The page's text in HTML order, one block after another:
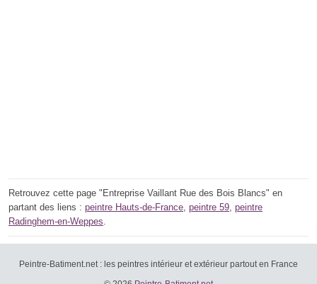
Retrouvez cette page "Entreprise Vaillant Rue des Bois Blancs" en
partant des liens : peintre Hauts-de-France, peintre 59, peintre
Radinghem-en-Weppes.
Peintre-Batiment.net : les peintres intérieur et extérieur partout en France